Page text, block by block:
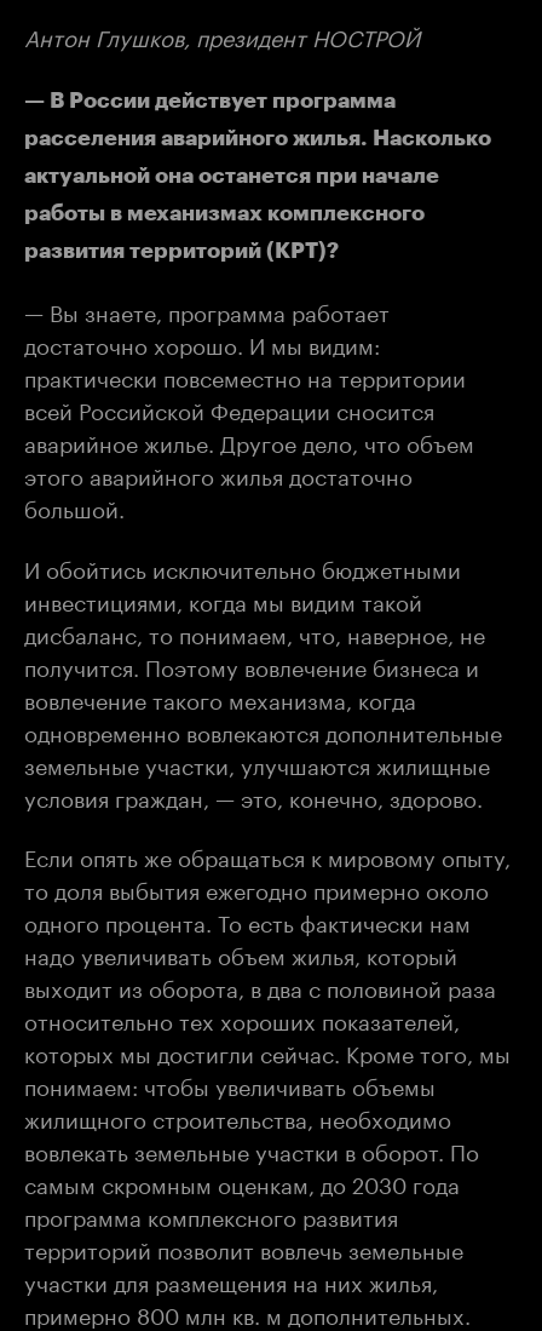
Антон Глушков, президент НОСТРОЙ
— В России действует программа
расселения аварийного жилья. Насколько
актуальной она останется при начале
работы в механизмах комплексного
развития территорий (КРТ)?
— Вы знаете, программа работает
достаточно хорошо. И мы видим:
практически повсеместно на территории
всей Российской Федерации сносится
аварийное жилье. Другое дело, что объем
этого аварийного жилья достаточно
большой.
И обойтись исключительно бюджетными
инвестициями, когда мы видим такой
дисбаланс, то понимаем, что, наверное, не
получится. Поэтому вовлечение бизнеса и
вовлечение такого механизма, когда
одновременно вовлекаются дополнительные
земельные участки, улучшаются жилищные
условия граждан, — это, конечно, здорово.
Если опять же обращаться к мировому опыту,
то доля выбытия ежегодно примерно около
одного процента. То есть фактически нам
надо увеличивать объем жилья, который
выходит из оборота, в два с половиной раза
относительно тех хороших показателей,
которых мы достигли сейчас. Кроме того, мы
понимаем: чтобы увеличивать объемы
жилищного строительства, необходимо
вовлекать земельные участки в оборот. По
самым скромным оценкам, до 2030 года
программа комплексного развития
территорий позволит вовлечь земельные
участки для размещения на них жилья,
примерно 800 млн кв. м дополнительных.